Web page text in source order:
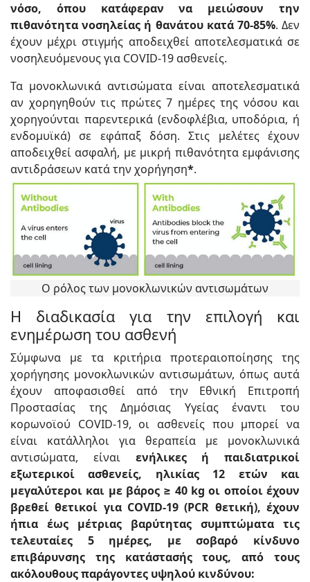
νόσο, όπου κατάφεραν να μειώσουν την
πιθανότητα νοσηλείας ή θανάτου κατά 70-85%. Δεν
έχουν μέχρι στιγμής αποδειχθεί αποτελεσματικά σε
νοσηλευόμενους για COVID-19 ασθενείς.
Τα μονοκλωνικά αντισώματα είναι αποτελεσματικά
αν χορηγηθούν τις πρώτες 7 ημέρες της νόσου και
χορηγούνται παρεντερικά (ενδοφλέβια, υποδόρια, ή
ενδομυϊκά) σε εφάπαξ δόση. Στις μελέτες έχουν
αποδειχθεί ασφαλή, με μικρή πιθανότητα εμφάνισης
αντιδράσεων κατά την χορήγηση*.
Ο ρόλος των μονοκλωνικών αντισωμάτων
Η διαδικασία για την επιλογή και
ενημέρωση του ασθενή
Σύμφωνα με τα κριτήρια προτεραιοποίησης της
χορήγησης μονοκλωνικών αντισωμάτων, όπως αυτά
έχουν αποφασισθεί από την Εθνική Επιτροπή
Προστασίας της Δημόσιας Υγείας έναντι του
κορωνοϊού COVID-19, οι ασθενείς που μπορεί να
είναι κατάλληλοι για θεραπεία με μονοκλωνικά
αντισώματα, είναι ενήλικες ή παιδιατρικοί
εξωτερικοί ασθενείς, ηλικίας 12 ετών και
μεγαλύτεροι και με βάρος ≥ 40 kg οι οποίοι έχουν
βρεθεί θετικοί για COVID-19 (PCR θετική), έχουν
ήπια έως μέτριας βαρύτητας συμπτώματα τις
τελευταίες 5 ημέρες, με σοβαρό κίνδυνο
επιβάρυνσης της κατάστασής τους, από τους
ακόλουθους παράγοντες υψηλού κινδύνου: